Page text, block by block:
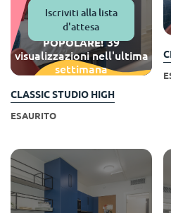
POPOLARE! 39
visualizzazioni nell'ultima
settimana
Iscriviti alla lista
d'attesa
CLASSIC STUDIO HIGH
ESAURITO